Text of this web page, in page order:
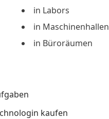
in Labors
in Maschinenhallen
in Büroräumen
kaufen